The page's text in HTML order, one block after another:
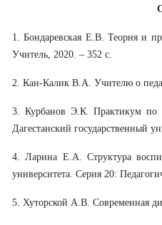
1. Бондаревская Е.В. Теория и
Учитель, 2020. – 352 с.
2. Кан-Калик В.А. Учителю о
3. Курбанов Э.К. Практикум по
Дагестанский государственный
4. Ларина Е.А. Структура
университета. Серия 20:
5. Хуторской А.В. Современная